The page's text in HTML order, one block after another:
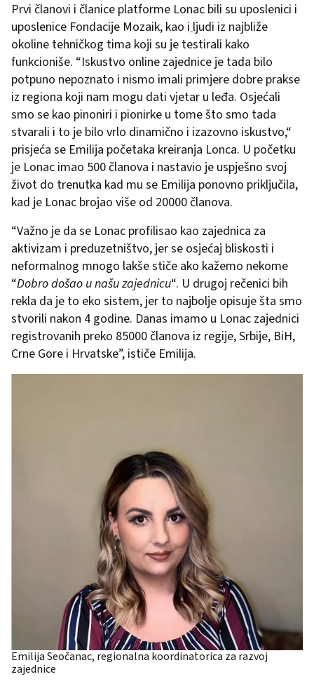
Prvi članovi i članice platforme Lonac bili su uposlenici i
uposlenice Fondacije Mozaik, kao i ljudi iz najbliže
okoline tehničkog tima koji su je testirali kako
funkcioniše. “Iskustvo online zajednice je tada bilo
potpuno nepoznato i nismo imali primjere dobre prakse
iz regiona koji nam mogu dati vjetar u leđa. Osjećali
smo se kao pinoniri i pionirke u tome što smo tada
stvarali i to je bilo vrlo dinamično i izazovno iskustvo,“
prisjeća se Emilija početaka kreiranja Lonca. U početku
je Lonac imao 500 članova i nastavio je uspješno svoj
život do trenutka kad mu se Emilija ponovno priključila,
kad je Lonac brojao više od 20000 članova.
“Važno je da se Lonac profilisao kao zajednica za
aktivizam i preduzetništvo, jer se osjećaj bliskosti i
neformalnog mnogo lakše stiče ako kažemo nekome
“Dobro došao u našu zajednicu“. U drugoj rečenici bih
rekla da je to eko sistem, jer to najbolje opisuje šta smo
stvorili nakon 4 godine. Danas imamo u Lonac zajednici
registrovanih preko 85000 članova iz regije, Srbije, BiH,
Crne Gore i Hrvatske”, ističe Emilija.
Emilija Seočanac, regionalna koordinatorica za razvoj
zajednice